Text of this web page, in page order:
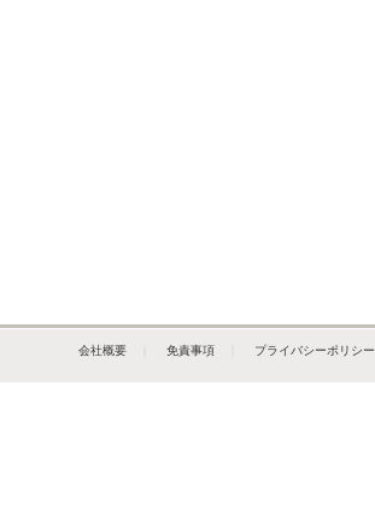
会社概要 免責事項 プライバシーポリシー